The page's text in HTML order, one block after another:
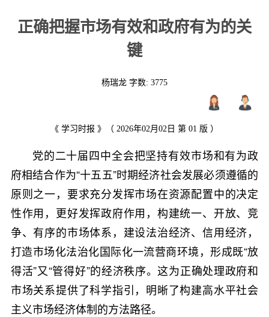
正确把握市场有效和政府有为的关
键
杨瑞龙 字数: 3775
《 学习时报 》（ 2026年02月02日 第 01 版 ）
党的二十届四中全会把坚持有效市场和有为政
府相结合作为“十五五”时期经济社会发展必须遵循的
原则之一，要求充分发挥市场在资源配置中的决定
性作用，更好发挥政府作用，构建统一、开放、竞
争、有序的市场体系，建设法治经济、信用经济，
打造市场化法治化国际化一流营商环境，形成既“放
得活”又“管得好”的经济秩序。这为正确处理政府和
市场关系提供了科学指引，明晰了构建高水平社会
主义市场经济体制的方法路径。